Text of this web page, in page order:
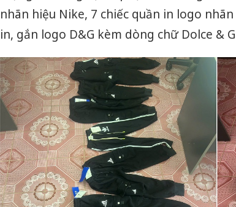
nhãn hiệu Nike, 7 chiếc quần in logo
in, gắn logo D&G kèm dòng chữ Dolce &